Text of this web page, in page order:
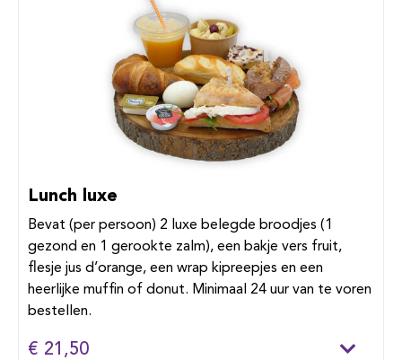
Lunch luxe
Bevat (per persoon) 2 luxe belegde broodjes (1
gezond en 1 gerookte zalm), een bakje vers fruit,
flesje jus d’orange, een wrap kipreepjes en een
heerlijke muffin of donut. Minimaal 24 uur van te voren
bestellen.
€ 21,50